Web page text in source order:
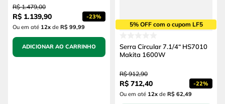
R$ 1.479,00
R$ 1.139,90 -23%
Ou em até 12x de R$ 99,99
ADICIONAR AO CARRINHO
5% OFF com o cupom LF5
Serra Circular 7.1/4“ HS7010
Makita 1600W
R$ 912,90
R$ 712,40 -22%
Ou em até 12x de R$ 62,49